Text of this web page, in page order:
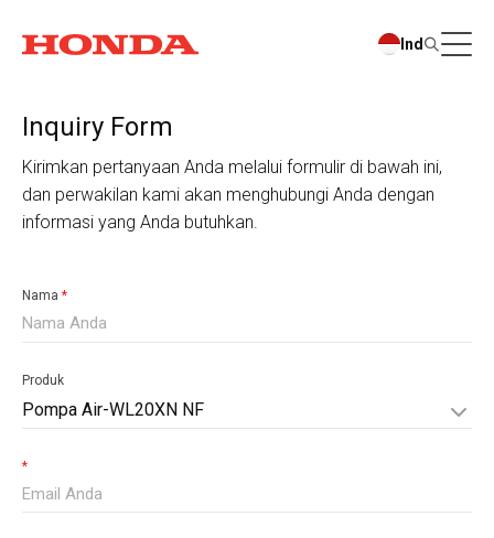
Ind
Inquiry Form
Kirimkan pertanyaan Anda melalui formulir di bawah ini,
dan perwakilan kami akan menghubungi Anda dengan
informasi yang Anda butuhkan.
Nama *
Produk
Pompa Air-WL20XN NF
*